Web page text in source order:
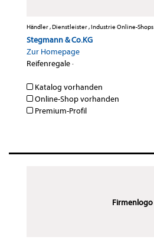
Händler , Dienstleister , Industrie Online-Shops
Stegmann & Co.KG
Zur Homepage
Reifenregale·
Katalog vorhanden
Online-Shop vorhanden
Premium-Profil
Firmenlogo